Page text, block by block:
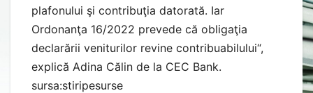
plafonului şi contribuţia datorată. Iar
Ordonanţa 16/2022 prevede că obligaţia
declarării veniturilor revine contribuabilului“,
explică Adina Călin de la CEC Bank.
sursa:stiripesurse